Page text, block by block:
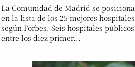
La Comunidad de Madrid se
en la lista de los 25 mejores
según Forbes. Seis hospitales
entre los diez primer...